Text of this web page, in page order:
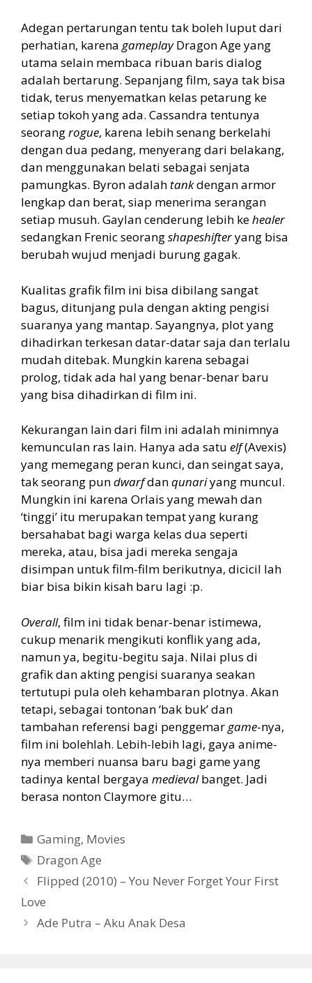
Adegan pertarungan tentu tak boleh luput dari
perhatian, karena gameplayDragon Age yang
utama selain membaca ribuan baris dialog
adalah bertarung. Sepanjang film, saya tak bisa
tidak, terus menyematkan kelas petarung ke
setiap tokoh yang ada. Cassandra tentunya
seorangrogue, karena lebih senang berkelahi
dengan dua pedang, menyerang dari belakang,
dan menggunakan belati sebagai senjata
pamungkas. Byron adalah tankdengan armor
lengkap dan berat, siap menerima serangan
setiap musuh. Gaylan cenderung lebih kehealer
sedangkan Frenic seorangshapeshifteryang bisa
berubah wujud menjadi burung gagak.
Kualitas grafik film ini bisa dibilang sangat
bagus, ditunjang pula dengan akting pengisi
suaranya yang mantap. Sayangnya, plot yang
dihadirkan terkesan datar-datar saja dan terlalu
mudah ditebak. Mungkin karena sebagai
prolog, tidak ada hal yang benar-benar baru
yang bisa dihadirkan di film ini.
Kekurangan lain dari film ini adalah minimnya
kemunculan ras lain. Hanya ada satu elf(Avexis)
yang memegang peran kunci, dan seingat saya,
tak seorang pundwarfdanqunariyang muncul.
Mungkin ini karena Orlais yang mewah dan
‘tinggi’ itu merupakan tempat yang kurang
bersahabat bagi warga kelas dua seperti
mereka, atau, bisa jadi mereka sengaja
disimpan untuk film-film berikutnya, dicicil lah
biar bisa bikin kisah baru lagi :p.
Overall, film ini tidak benar-benar istimewa,
cukup menarik mengikuti konflik yang ada,
namun ya, begitu-begitu saja. Nilai plus di
grafik dan akting pengisi suaranya seakan
tertutupi pula oleh kehambaran plotnya. Akan
tetapi, sebagai tontonan ‘bak buk’ dan
tambahan referensi bagi penggemargame-nya,
film ini bolehlah. Lebih-lebih lagi, gaya anime-
nya memberi nuansa baru bagi game yang
tadinya kental bergaya medievalbanget. Jadi
berasa nonton Claymore gitu…
Categories
Gaming, Movies
Tags
Dragon Age
Flipped (2010) – You Never Forget Your First
Love
Ade Putra – Aku Anak Desa